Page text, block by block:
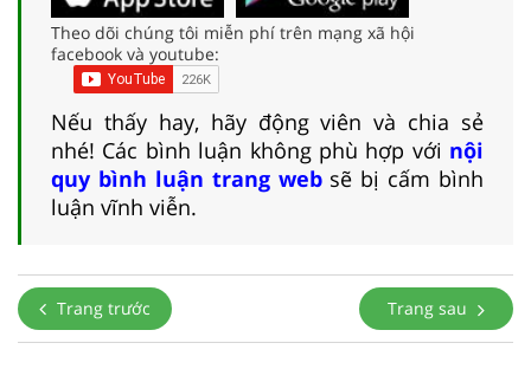
Theo dõi chúng tôi miễn phí trên mạng xã hội
facebook và youtube:
Nếu thấy hay, hãy động viên và chia sẻ
nhé! Các bình luận không phù hợp với nội
quy bình luận trang websẽ bị cấm bình
luận vĩnh viễn.
Trang trước Trang sau